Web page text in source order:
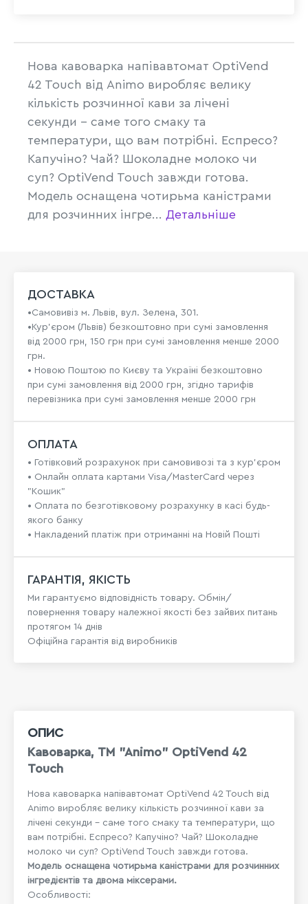
Нова кавоварка напівавтомат OptiVend
42 Touch від Animo виробляє велику
кількість розчинної кави за лічені
секунди - саме того смаку та
температури, що вам потрібні. Еспресо?
Капучіно? Чай? Шоколадне молоко чи
суп? OptiVend Touch завжди готова.
Модель оснащена чотирьма каністрами
для розчинних інгре... Детальніше
ДОСТАВКА
•Самовивіз м. Львів, вул. Зелена, 301.
•Кур'єром (Львів) безкоштовно при сумі замовлення
від 2000 грн, 150 грн при сумі замовлення менше 2000
грн.
• Новою Поштою по Києву та Україні безкоштовно
при сумі замовлення від 2000 грн, згідно тарифів
перевізника при сумі замовлення менше 2000 грн
ОПЛАТА
• Готівковий розрахунок при самовивозі та з кур’єром
• Онлайн оплата картами Visa/MasterCard через
"Кошик"
• Оплата по безготівковому розрахунку в касі будь-
якого банку
• Накладений платіж при отриманні на Новій Пошті
ГАРАНТІЯ, ЯКІСТЬ
Ми гарантуємо відповідність товару. Обмін/
повернення товару належної якості без зайвих питань
протягом 14 днів
Офіційна гарантія від виробників
ОПИС
Кавоварка, TM "Animo" OptiVend 42
Touch
Нова кавоварка напівавтомат OptiVend 42 Touch від
Animo виробляє велику кількість розчинної кави за
лічені секунди - саме того смаку та температури, що
вам потрібні. Еспресо? Капучіно? Чай? Шоколадне
молоко чи суп? OptiVend Touch завжди готова.
Модель оснащена чотирьма каністрами для розчинних
інгредієнтів та двома міксерами.
Особливості: